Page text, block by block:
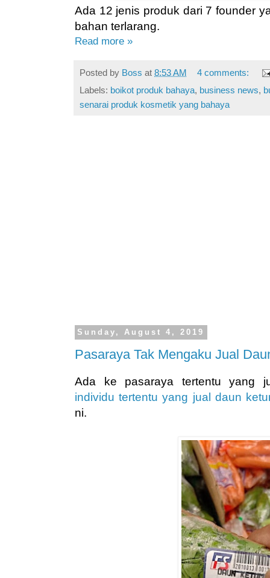
Ada 12 jenis produk dari 7 founder
bahan terlarang.
Read more »
Posted by Boss at 8:53 AM
4 comments:
Labels: boikot produk bahaya, business news,
senarai produk kosmetik yang bahaya
Sunday, August 4, 2019
Pasaraya Tak Mengaku Jual
Ada ke pasaraya tertentu yang
individu tertentu yang jual daun
ni.